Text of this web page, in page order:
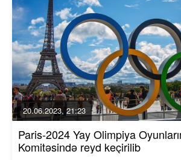
20.06.2023, 21:23
Paris-2024 Yay Olimpiya
Komitəsində reyd keçirilib